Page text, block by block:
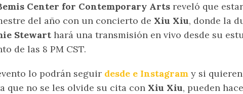
Center for Contemporary Arts reveló que
del año con un concierto de Xiu Xiu, donde la
Stewart hará una transmisión en vivo desde su
de las 8 PM CST.
lo podrán seguir desde e Instagram y si
que no se les olvide su cita con Xiu Xiu, pueden